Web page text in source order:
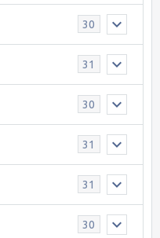
30
31
30
31
31
30